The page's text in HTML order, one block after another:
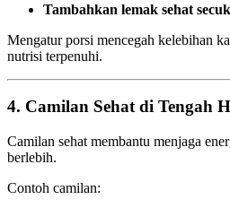
Tambahkan lemak sehat
Mengatur porsi mencegah kelebihan
nutrisi terpenuhi.
4. Camilan Sehat di Tengah
Camilan sehat membantu menjaga
berlebih.
Contoh camilan: